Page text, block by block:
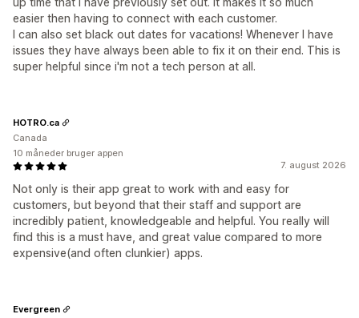
easier then having to connect with each customer.
I can also set black out dates for vacations! Whenever I have
issues they have always been able to fix it on their end. This is
super helpful since i'm not a tech person at all.
7. august 2026
Not only is their app great to work with and easy for
customers, but beyond that their staff and support are
incredibly patient, knowledgeable and helpful. You really will
find this is a must have, and great value compared to more
expensive(and often clunkier) apps.
HOTRO.ca
Canada
10 måneder bruger appen
Evergreen